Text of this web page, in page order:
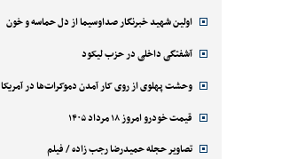
اولین شهید خبرنگار صداوسیما از دل حماسه و خون
آشفتگی داخلی در حزب لیکود
وحشت پهلوی از روی کار آمدن دموکرات‌ها در آمریکا
قیمت خودرو امروز ۱۸ مرداد ۱۴۰۵
تصاویر حجله حمیدرضا رجب زاده / فیلم